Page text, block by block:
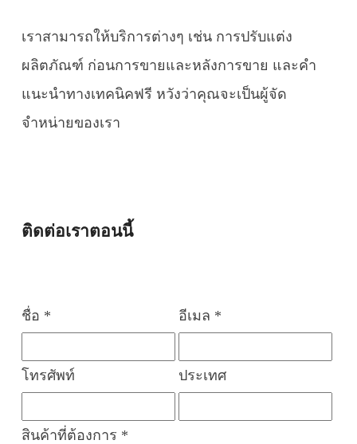
เราสามารถให้บริการต่างๆ เช่น การปรับแต่ง
ผลิตภัณฑ์ ก่อนการขายและหลังการขาย และคำ
แนะนำทางเทคนิคฟรี หวังว่าคุณจะเป็นผู้จัด
จำหน่ายของเรา
ติดต่อเราตอนนี้
ชื่อ * อีเมล *
โทรศัพท์ ประเทศ
สินค้าที่ต้องการ *